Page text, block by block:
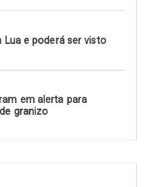
Lua e poderá ser visto
em alerta para
granizo